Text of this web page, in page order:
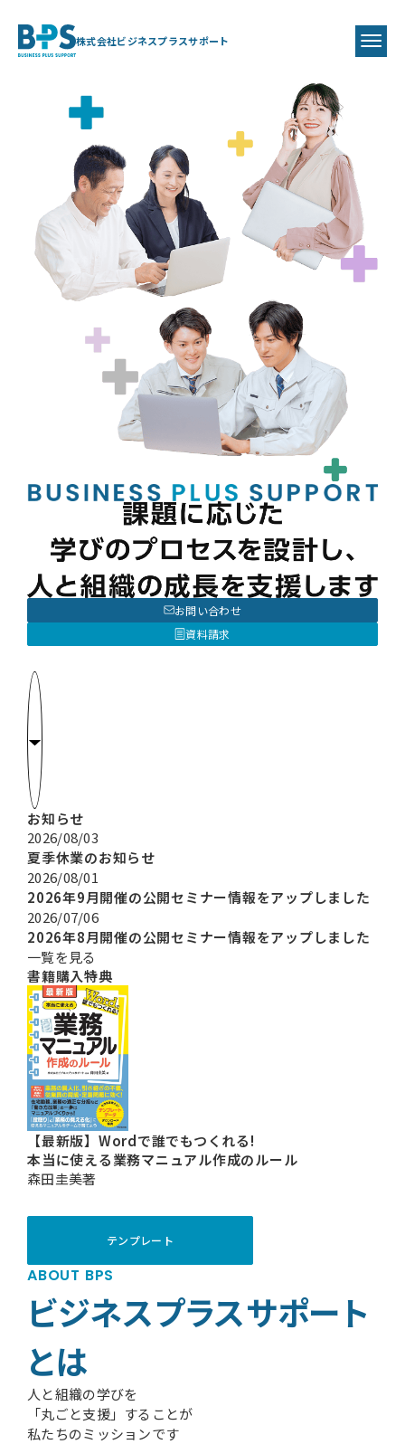
株式会社ビジネスプラスサポート
お問い合わせ
資料請求
お知らせ
2026/08/03
夏季休業のお知らせ
2026/08/01
2026年9月開催の公開セミナー情報をアップしました
2026/07/06
2026年8月開催の公開セミナー情報をアップしました
一覧を見る
書籍購入特典
【最新版】 Wordで誰でもつくれる!
本当に使える業務マニュアル作成のルール
森田圭美著
テンプレート
ABOUT BPS
ビジネスプラスサポート
とは
人と組織の学びを
「丸ごと支援」することが
私たちのミッションです